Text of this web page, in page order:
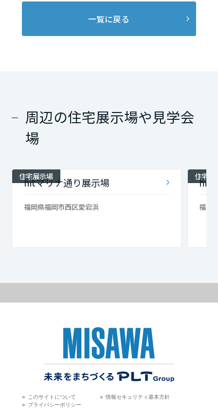
一覧に戻る
周辺の住宅展示場や見学会
場
住宅展示場
hitマリナ通り展示場
福岡県福岡市西区愛宕浜
住宅展
hit
福岡
＞ このサイトについて ＞情報セキュリティ基本方針
＞ プライバシーポリシー